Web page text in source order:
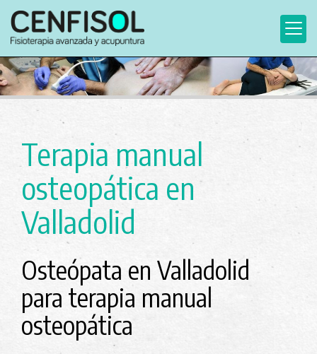
Terapia manual
osteopática en
Valladolid
Osteópata en Valladolid
para terapia manual
osteopática